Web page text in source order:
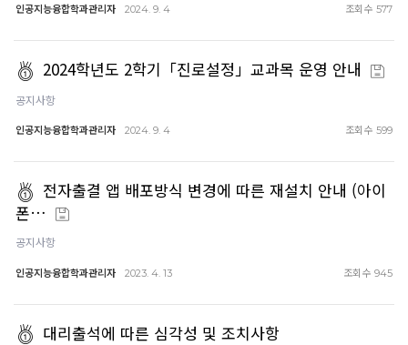
인공지능융합학과관리자 2024. 9. 4 조회수 577
2024학년도 2학기「진로설정」교과목 운영 안내
공지사항
인공지능융합학과관리자 2024. 9. 4 조회수 599
전자출결 앱 배포방식 변경에 따른 재설치 안내 (아이
폰…
공지사항
인공지능융합학과관리자 2023. 4. 13 조회수 945
대리출석에 따른 심각성 및 조치사항